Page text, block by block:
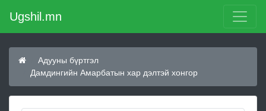
Ugshil.mn
Адууны бүртгэл
Дамдингийн Амарбатын хар дэлтэй хонгор